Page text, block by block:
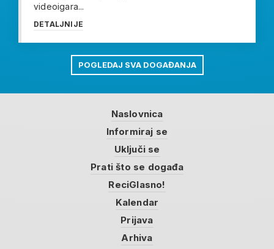
videoigara...
DETALJNIJE
POGLEDAJ SVA DOGAĐANJA
Naslovnica
Informiraj se
Uključi se
Prati što se događa
ReciGlasno!
Kalendar
Prijava
Arhiva